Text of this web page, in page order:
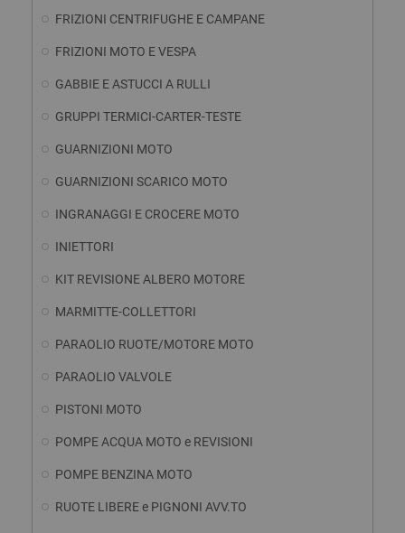
FRIZIONI CENTRIFUGHE E CAMPANE
FRIZIONI MOTO E VESPA
GABBIE E ASTUCCI A RULLI
GRUPPI TERMICI-CARTER-TESTE
GUARNIZIONI MOTO
GUARNIZIONI SCARICO MOTO
INGRANAGGI E CROCERE MOTO
INIETTORI
KIT REVISIONE ALBERO MOTORE
MARMITTE-COLLETTORI
PARAOLIO RUOTE/MOTORE MOTO
PARAOLIO VALVOLE
PISTONI MOTO
POMPE ACQUA MOTO e REVISIONI
POMPE BENZINA MOTO
RUOTE LIBERE e PIGNONI AVV.TO